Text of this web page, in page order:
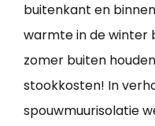
buitenkant en
warmte in de winter
zomer buiten
stookkosten! In
spouwmuurisolatie